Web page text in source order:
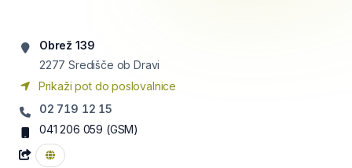
Obrež 139
2277 Središče ob Dravi
Prikaži pot do poslovalnice
02 719 12 15
041 206 059 (GSM)